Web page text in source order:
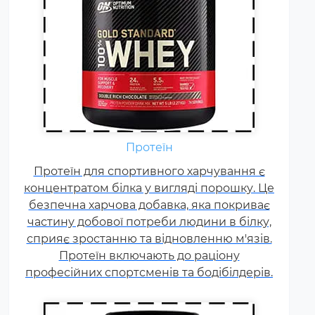
Протеїн
Протеїн для спортивного харчування є
концентратом білка у вигляді порошку. Це
безпечна харчова добавка, яка покриває
частину добової потреби людини в білку,
сприяє зростанню та відновленню м'язів.
Протеїн включають до раціону
професійних спортсменів та бодібілдерів.
Амінокислоти - це незамінні
органічні сполуки, які зазвичай
надходять в організм із
Незбалансоване харчування,
підвищені спортивні
навантаження та стрес
призводять до дефіциту
амінокислот. Щоб заповнити
його можна приймати
спеціальні добавки.